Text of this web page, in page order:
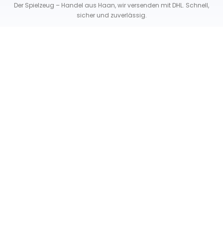
Der Spielzeug – Handel aus Haan, wir versenden mit DHL. Schnell,
sicher und zuverlässig.